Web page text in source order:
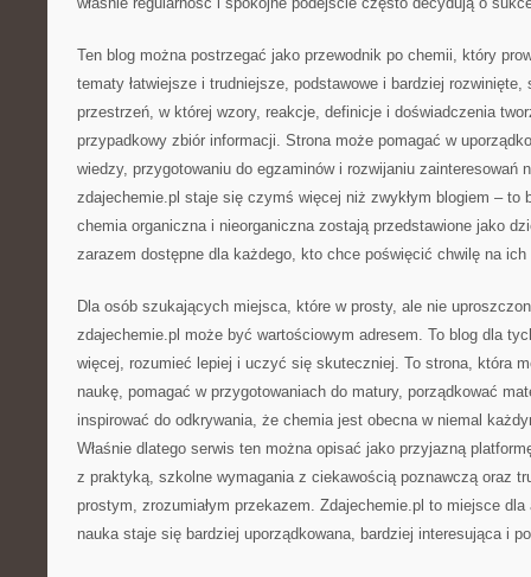
Ten blog można postrzegać jako przewodnik po chemii, który
tematy łatwiejsze i trudniejsze, podstawowe i bardziej
przestrzeń, w której wzory, reakcje, definicje i doświadczenia
przypadkowy zbiór informacji. Strona może pomagać w
wiedzy, przygotowaniu do egzaminów i rozwijaniu zainteresowań
zdajechemie.pl staje się czymś więcej niż zwykłym blogiem – to
chemia organiczna i nieorganiczna zostają przedstawione jako
zarazem dostępne dla każdego, kto chce poświęcić chwilę na ich
Dla osób szukających miejsca, które w prosty, ale nie
zdajechemie.pl może być wartościowym adresem. To blog dla
więcej, rozumieć lepiej i uczyć się skuteczniej. To strona, która
naukę, pomagać w przygotowaniach do matury, porządkować
inspirować do odkrywania, że chemia jest obecna w niemal
Właśnie dlatego serwis ten można opisać jako przyjazną
z praktyką, szkolne wymagania z ciekawością poznawczą oraz
prostym, zrozumiałym przekazem. Zdajechemie.pl to miejsce
nauka staje się bardziej uporządkowana, bardziej interesująca i